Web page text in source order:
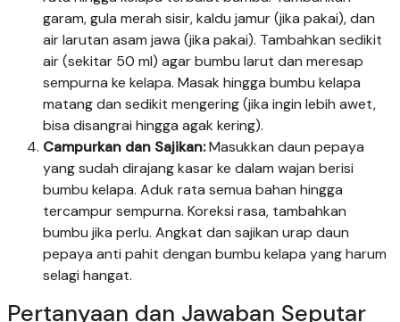
garam, gula merah sisir, kaldu jamur (jika pakai), dan
air larutan asam jawa (jika pakai). Tambahkan sedikit
air (sekitar 50 ml) agar bumbu larut dan meresap
sempurna ke kelapa. Masak hingga bumbu kelapa
matang dan sedikit mengering (jika ingin lebih awet,
bisa disangrai hingga agak kering).
Campurkan dan Sajikan:Masukkan daun pepaya
yang sudah dirajang kasar ke dalam wajan berisi
bumbu kelapa. Aduk rata semua bahan hingga
tercampur sempurna. Koreksi rasa, tambahkan
bumbu jika perlu. Angkat dan sajikan urap daun
pepaya anti pahit dengan bumbu kelapa yang harum
selagi hangat.
Pertanyaan dan Jawaban Seputar